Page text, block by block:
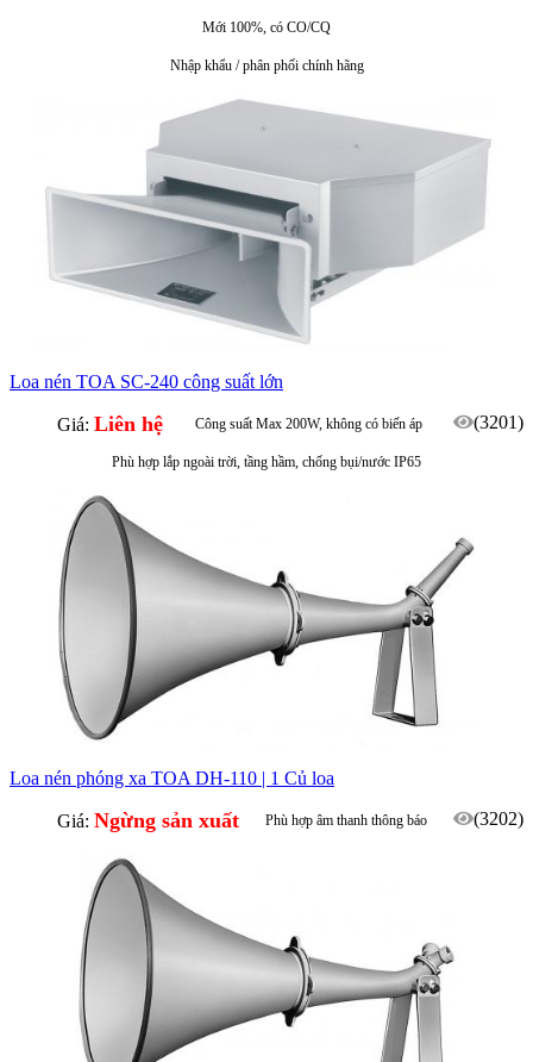
Mới 100%, có CO/CQ
Nhập khẩu / phân phối chính hãng
Loa nén TOA SC-240 công suất lớn
Giá: Liên hệ (3201)
Công suất Max 200W, không có biến áp
Phù hợp lắp ngoài trời, tầng hầm, chống bụi/nước IP65
Loa nén phóng xa TOA DH-110 | 1 Củ loa
Giá: Ngừng sản xuất (3202)
Phù hợp âm thanh thông báo